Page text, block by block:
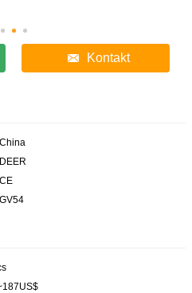
Kontakt
China
DEER
CE
GV54